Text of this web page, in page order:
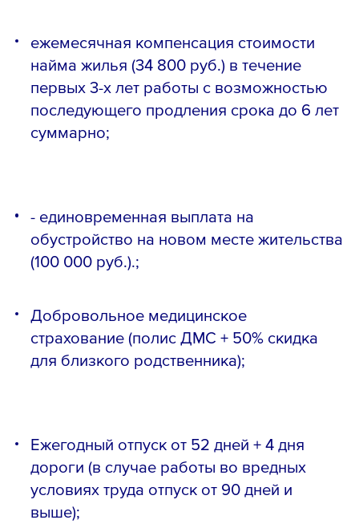
ежемесячная компенсация стоимости
найма жилья (34 800 руб.) в течение
первых 3-х лет работы с возможностью
последующего продления срока до 6 лет
суммарно;
- единовременная выплата на
обустройство на новом месте жительства
(100 000 руб.).;
Добровольное медицинское
страхование (полис ДМС + 50% скидка
для близкого родственника);
Ежегодный отпуск от 52 дней + 4 дня
дороги (в случае работы во вредных
условиях труда отпуск от 90 дней и
выше);